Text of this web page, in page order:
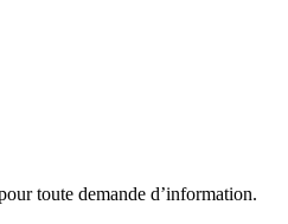
toute demande d’information.